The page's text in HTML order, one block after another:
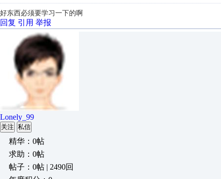
好东西必须要学习一下的啊
回复 引用 举报
Lonely_99
关注 私信
精华：0帖
求助：0帖
帖子：0帖 | 2490回